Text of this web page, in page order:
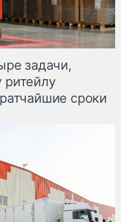
задачи,
ритейлу
сроки